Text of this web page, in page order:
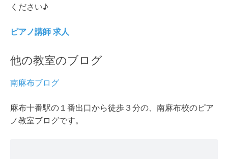
ください♪
ピアノ講師 求人
他の教室のブログ
南麻布ブログ
麻布十番駅の１番出口から徒歩３分の、南麻布校のピア
ノ教室ブログです。